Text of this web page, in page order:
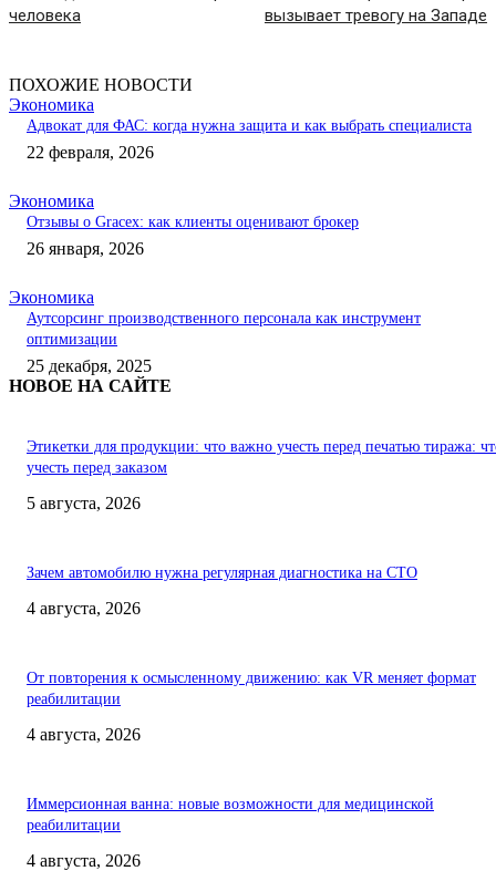
человека
вызывает тревогу на Западе
ПОХОЖИЕ НОВОСТИ
Экономика
Адвокат для ФАС: когда нужна защита и как выбрать специалиста
22 февраля, 2026
Экономика
Отзывы о Gracex: как клиенты оценивают брокер
26 января, 2026
Экономика
Аутсорсинг производственного персонала как инструмент
оптимизации
25 декабря, 2025
НОВОЕ НА САЙТЕ
Этикетки для продукции: что важно учесть перед печатью тиража:
учесть перед заказом
5 августа, 2026
Зачем автомобилю нужна регулярная диагностика на СТО
4 августа, 2026
От повторения к осмысленному движению: как VR меняет формат
реабилитации
4 августа, 2026
Иммерсионная ванна: новые возможности для медицинской
реабилитации
4 августа, 2026